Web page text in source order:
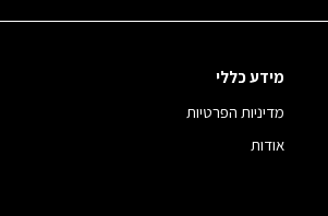
מידע כללי
מדיניות הפרטיות
אודות